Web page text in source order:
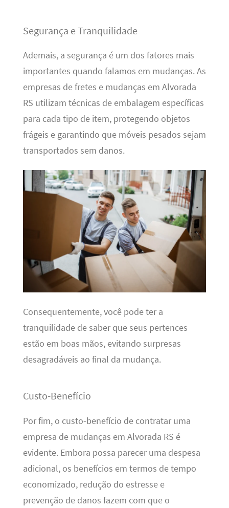
Segurança e Tranquilidade
Ademais, a segurança é um dos fatores mais
importantes quando falamos em mudanças. As
empresas de fretes e mudanças em Alvorada
RS utilizam técnicas de embalagem específicas
para cada tipo de item, protegendo objetos
frágeis e garantindo que móveis pesados sejam
transportados sem danos.
Consequentemente, você pode ter a
tranquilidade de saber que seus pertences
estão em boas mãos, evitando surpresas
desagradáveis ao final da mudança.
Custo-Benefício
Por fim, o custo-benefício de contratar uma
empresa de mudanças em Alvorada RS é
evidente. Embora possa parecer uma despesa
adicional, os benefícios em termos de tempo
economizado, redução do estresse e
prevenção de danos fazem com que o